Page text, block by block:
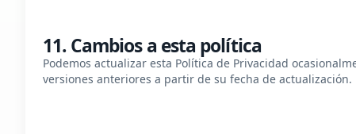
11. Cambios a esta política
Podemos actualizar esta Política de Privacidad
versiones anteriores a partir de su fecha de actualización.